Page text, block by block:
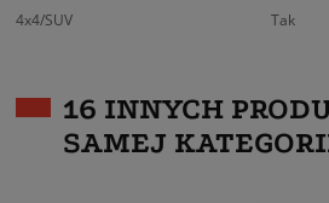
4x4/SUV
Tak
16 INNYCH
SAMEJ